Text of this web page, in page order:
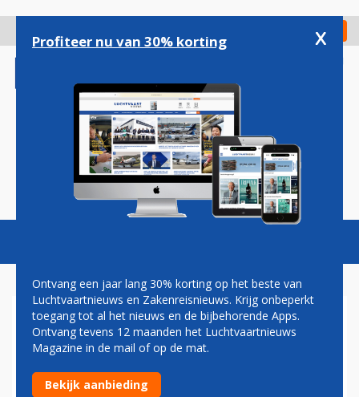
gaan
Check in
Magazine Podcasts Vacatures
SPAANS CABINEPERSONEEL
RYANAIR LEGT EIND JUNI
WERK NEER
Profiteer nu van 30% korting x
Ontvang een jaar lang 30% korting op het beste van
Luchtvaartnieuws en Zakenreisnieuws. Krijg onbeperkt
toegang tot al het nieuws en de bijbehorende Apps.
Ontvang tevens 12 maanden het Luchtvaartnieuws
Magazine in de mail of op de mat.
Bekijk aanbieding